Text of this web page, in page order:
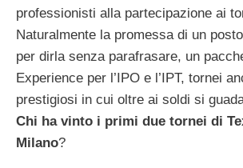
professionisti alla partecipazione ai
Naturalmente la promessa di un
per dirla senza parafrasare, un
Experience per l’IPO e l’IPT, tornei
prestigiosi in cui oltre ai soldi si
Chi ha vinto i primi due tornei di
Milano?